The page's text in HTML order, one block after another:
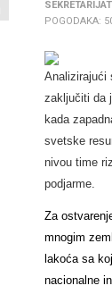
POGODAKA:
Analizirajući
zaključiti da
kada
svetske
nivou time
podjarme.
Za
mnogim
lakoća sa
nacionalne